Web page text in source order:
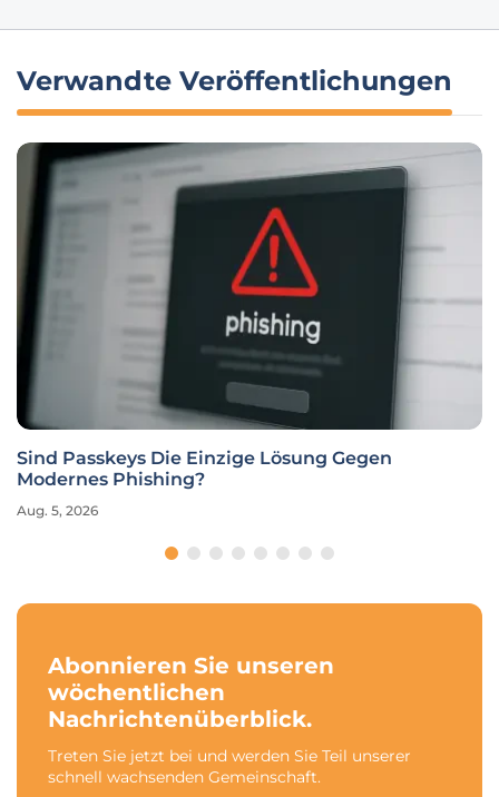
Verwandte Veröffentlichungen
Sind Passkeys Die Einzige Lösung Gegen
Modernes Phishing?
Aug. 5, 2026
Abonnieren Sie unseren
wöchentlichen
Nachrichtenüberblick.
Treten Sie jetzt bei und werden Sie Teil unserer
schnell wachsenden Gemeinschaft.